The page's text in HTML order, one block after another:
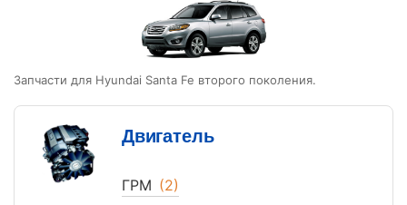
Запчасти для Hyundai Santa Fe второго поколения.
Двигатель
ГРМ (2)